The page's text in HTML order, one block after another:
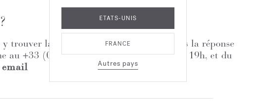
ETATS-UNIS
FRANCE
Autres pays
trouver la réponse. Si vous ne trouvez pas la réponse
au +33 (0)1 72 95 09 89 le lundi de 9h à 19h, et du
email